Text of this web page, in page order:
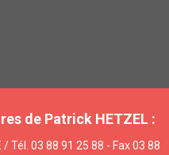
de Patrick HETZEL :
/ Tél. 03 88 91 25 88 - Fax 03 88